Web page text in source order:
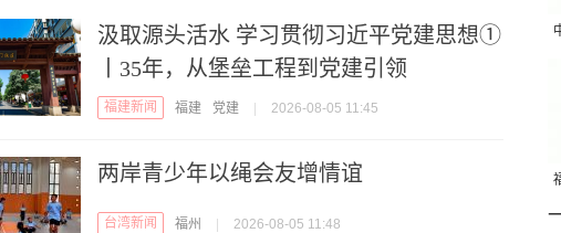
汲取源头活水 学习贯彻习近平党建思想①
丨35年，从堡垒工程到党建引领
福建新闻 福建 党建 2026-08-05 11:45
两岸青少年以绳会友增情谊
台湾新闻 福州 2026-08-05 11:48